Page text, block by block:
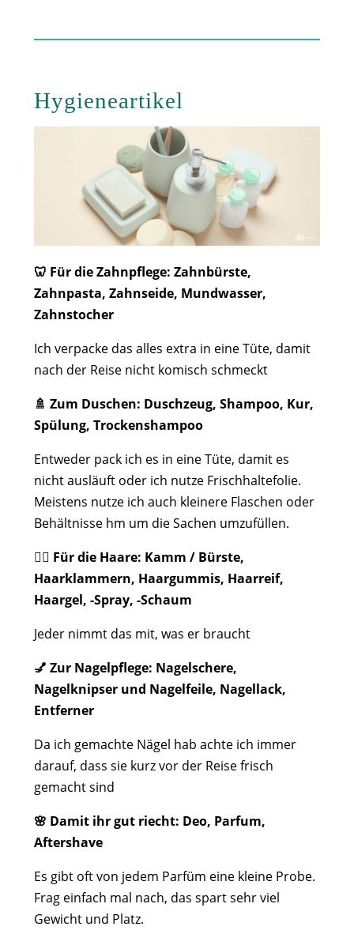
Hygieneartikel
🦷 Für die Zahnpflege: Zahnbürste,
Zahnpasta, Zahnseide, Mundwasser,
Zahnstocher
Ich verpacke das alles extra in eine Tüte, damit
nach der Reise nicht komisch schmeckt
🚿 Zum Duschen: Duschzeug, Shampoo, Kur,
Spülung, Trockenshampoo
Entweder pack ich es in eine Tüte, damit es
nicht ausläuft oder ich nutze Frischhaltefolie.
Meistens nutze ich auch kleinere Flaschen oder
Behältnisse hm um die Sachen umzufüllen.
💁‍ ♀️ Für die Haare: Kamm / Bürste,
Haarklammern, Haargummis, Haarreif,
Haargel, -Spray, -Schaum
Jeder nimmt das mit, was er braucht
💅 Zur Nagelpflege: Nagelschere,
Nagelknipser und Nagelfeile, Nagellack,
Entferner
Da ich gemachte Nägel hab achte ich immer
darauf, dass sie kurz vor der Reise frisch
gemacht sind
🌸 Damit ihr gut riecht: Deo, Parfum,
Aftershave
Es gibt oft von jedem Parfüm eine kleine Probe.
Frag einfach mal nach, das spart sehr viel
Gewicht und Platz.